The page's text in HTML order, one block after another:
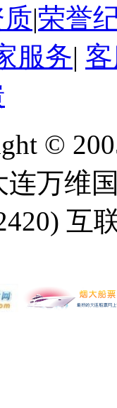
|荣誉
服务|
©
连万维
互